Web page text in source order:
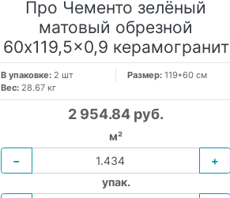
Про Чементо зелёный
матовый обрезной
60x119,5x0,9 керамогранит
В упаковке: 2 шт Размер: 119*60 см
Вес: 28.67 кг
2 954.84 руб.
м²
−
+
упак.